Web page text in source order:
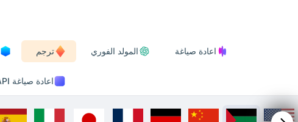
اعادة صياغة المولد الفوري ترجم
اعادة صياغة API